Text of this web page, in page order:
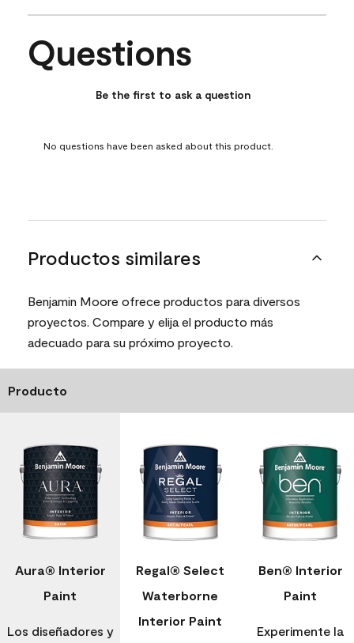
No questions have been asked about this product.
Questions
Be the first to ask a question
No questions have been asked about this product.
Productos similares
Benjamin Moore ofrece productos para diversos
proyectos. Compare y elija el producto más
adecuado para su próximo proyecto.
Producto
Aura® Interior
Paint
Los diseñadores y
Regal® Select
Waterborne
Interior Paint
Ben® Interior
Paint
Experimente la